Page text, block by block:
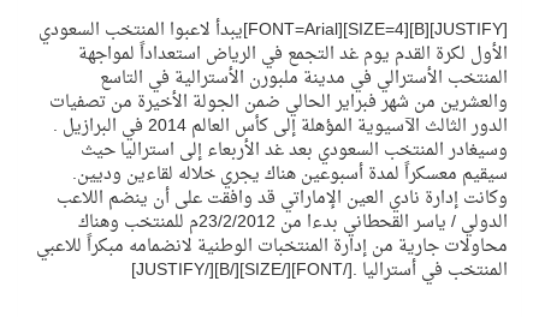
المنتخب السعودي ينافس (64) دولة في أولمبياد الفلك والفيزياء الفلكية الدولي بالهند
[JUSTIFY][B][SIZE=4][FONT=Arial]يبدأ لاعبوا المنتخب السعودي
الأول لكرة القدم يوم غد التجمع في الرياض استعداداً لمواجهة
المنتخب الأسترالي في مدينة ملبورن الأسترالية في التاسع
والعشرين من شهر فبراير الحالي ضمن الجولة الأخيرة من تصفيات
الدور الثالث الآسيوية المؤهلة إلى كأس العالم 2014 في البرازيل .
وسيغادر المنتخب السعودي بعد غد الأربعاء إلى استراليا حيث
سيقيم معسكراً لمدة أسبوعين هناك يجري خلاله لقاءين وديين.
وكانت إدارة نادي العين الإماراتي قد وافقت على أن ينضم اللاعب
الدولي / ياسر القحطاني بدءا من 23/2/2012م للمنتخب وهناك
محاولات جارية من إدارة المنتخبات الوطنية لانضمامه مبكراً للاعبي
المنتخب في أستراليا .[/FONT][/SIZE][/B][/JUSTIFY]